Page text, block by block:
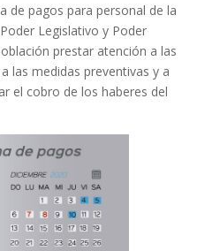
de pagos para personal de la
Legislativo y Poder
prestar atención a las
las medidas preventivas y a
el cobro de los haberes del